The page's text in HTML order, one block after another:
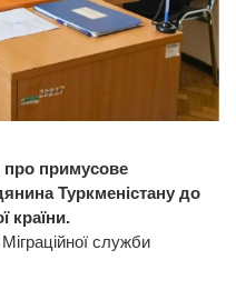
про примусове
Туркменістану до
країни.
служби